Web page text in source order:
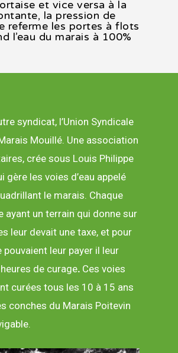
et vice versa à la
la pression de
referme les portes à flots
l’eau du marais à 100%
syndicat, l’Union Syndicale
Mouillé. Une association
crée sous Louis Philippe
gère les voies d’eau appelé
le marais. Chaque
ayant un terrain qui donne sur
leur devait une taxe, et pour
pouvaient leur payer il leur
de curage.Ces voies
curées tous les 10 à 15 ans
conches du Marais Poitevin